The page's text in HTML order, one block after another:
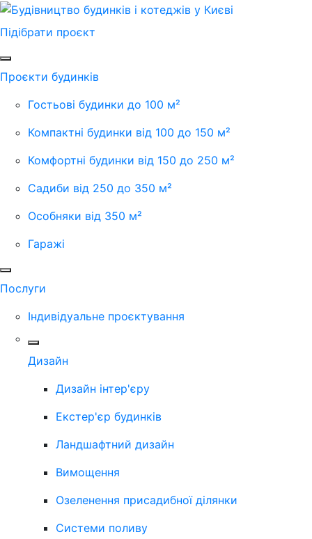
Підібрати проєкт
Проєкти будинків
Гостьові будинки до 100 м²
Компактні будинки від 100 до 150 м²
Комфортні будинки від 150 до 250 м²
Садиби від 250 до 350 м²
Особняки від 350 м²
Гаражі
Послуги
Індивідуальне проєктування
Дизайн
Дизайн інтер'єру
Екстер'єр будинків
Ландшафтний дизайн
Вимощення
Озеленення присадибної ділянки
Системи поливу